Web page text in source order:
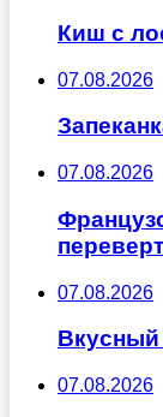
Киш с
07.08.2026
07.08.2026
07.08.2026
Вкусный
07.08.2026